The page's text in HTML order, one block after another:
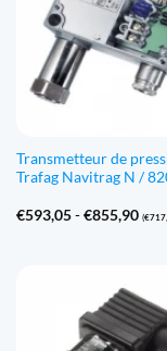
Transmetteur de
Trafag Navitrag N /
€593,05 - €855,90 (€